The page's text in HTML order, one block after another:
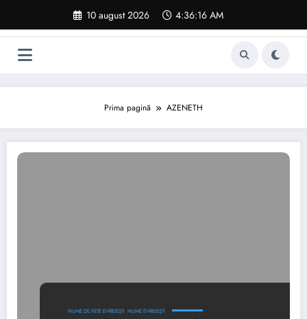
conținut
10 august 2026 4:36:17 AM
Prima pagină AZENETH
NUME DE FETE EVREIEȘTI NUME EVREIEȘTI